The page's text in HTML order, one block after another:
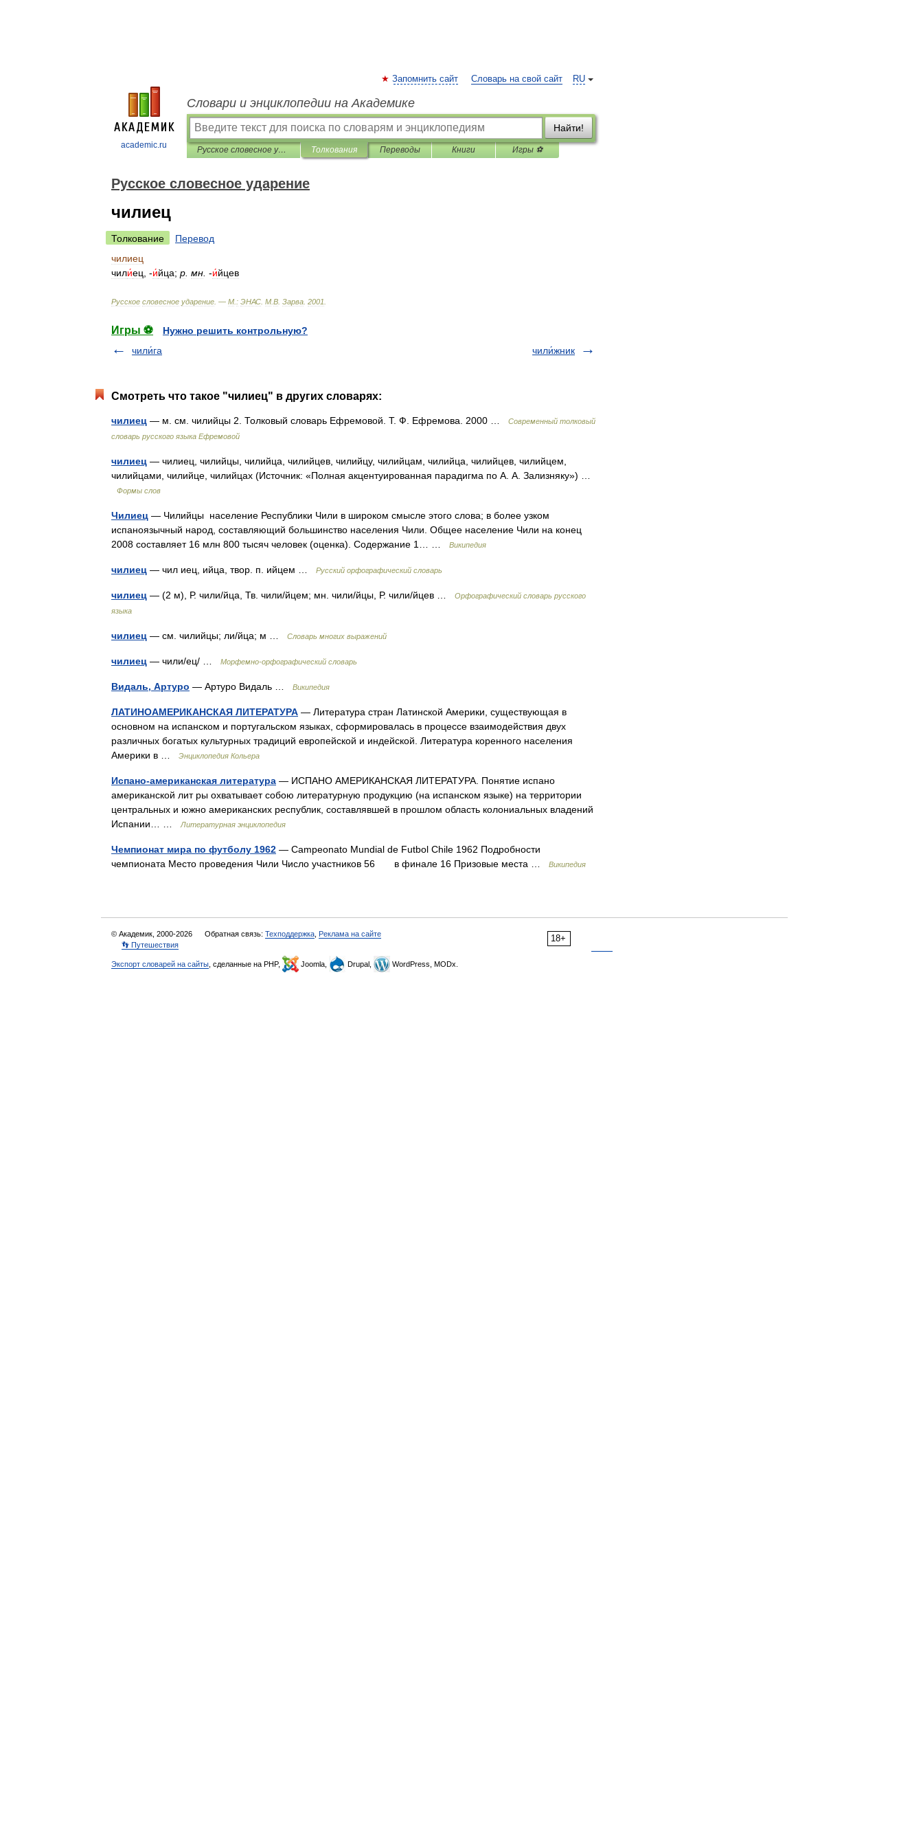
academic.ru
RU
Запомнить сайт Словарь на свой сайт
Словари и энциклопедии на Академике
Найти!
Русское словесное ударение Толкования Переводы Книги Игры ⚽
Русское словесное ударение
чилиец
Толкование
Перевод
чилиец
чили́ец , -и́йца; р мн -и́йцев
Русское словесное ударение . — М : ЭНАС М В Зарва 2001
Игры ⚽
Нужно решить контрольную?
чили́га
чили́жник
Смотреть что такое "чилиец" в других словарях:
чилиец — м. см. чилийцы 2. Толковый словарь Ефремовой. Т. Ф. Ефремова. 2000 …
Современный толковый
словарь русского языка Ефремовой
чилиец — чилиец, чилийцы, чилийца, чилийцев, чилийцу, чилийцам, чилийца, чилийцев, чилийцем,
чилийцами, чилийце, чилийцах (Источник: «Полная акцентуированная парадигма по А. А. Зализняку») …
Формы слов
Чилиец — Чилийцы население Республики Чили в широком смысле этого слова; в более узком
испаноязычный народ, составляющий большинство населения Чили. Общее население Чили на конец
2008 составляет 16 млн 800 тысяч человек (оценка). Содержание 1… …
Википедия
чилиец — чил иец, ийца, твор. п. ийцем … Русский орфографический словарь
чилиец — (2 м), Р. чили/йца, Тв. чили/йцем; мн. чили/йцы, Р. чили/йцев …
Орфографический словарь русского
языка
чилиец — см. чилийцы; ли/йца; м … Словарь многих выражений
чилиец — чили/ец/ … Морфемно-орфографический словарь
Видаль, Артуро — Артуро Видаль … Википедия
ЛАТИНОАМЕРИКАНСКАЯ ЛИТЕРАТУРА — Литература стран Латинской Америки, существующая в
основном на испанском и португальском языках, сформировалась в процессе взаимодействия двух
различных богатых культурных традиций европейской и индейской. Литература коренного населения
Америки в …
Энциклопедия Кольера
Испано-американская литература — ИСПАНО АМЕРИКАНСКАЯ ЛИТЕРАТУРА. Понятие испано
американской лит ры охватывает собою литературную продукцию (на испанском языке) на территории
центральных и южно американских республик, составлявшей в прошлом область колониальных владений
Испании… …
Литературная энциклопедия
Чемпионат мира по футболу 1962 — Campeonato Mundial de Futbol Chile 1962 Подробности
чемпионата Место проведения Чили Число участников 56 в финале 16 Призовые места …
Википедия
18+
© Академик, 2000-2026 Обратная связь: Техподдержка Реклама на сайте
👣 Путешествия
Экспорт словарей на сайты , сделанные на PHP, Joomla, Drupal, WordPress, MODx.